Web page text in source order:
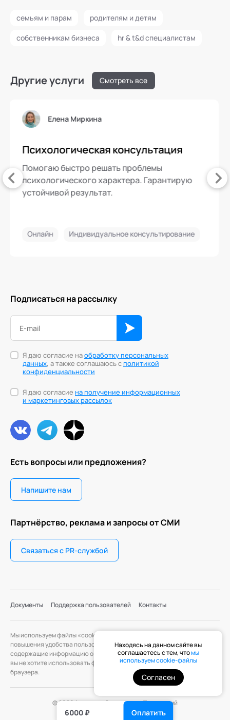
6000 ₽ Оплатить
семьям и парам родителям и детям
собственникам бизнеса hr & t&d специалистам
Другие услуги Смотреть все
Елена Миркина
Психологическая консультация
Помогаю быстро решать проблемы
психологического характера. Гарантирую
устойчивой результат.
Онлайн Индивидуальное консультирование
Есть вопросы или предложения?
Напишите нам
Партнёрство, реклама и запросы от СМИ
Связаться с PR-службой
Подписаться на рассылку
Я даю согласие наобработку персональных
данных, а также соглашаюсь сполитикой
конфиденциальности
Я даю согласие на получение информационных
и маркетинговых рассылок
Документы Поддержка пользователей Контакты
Мы используем файлы «cookie» с целью персонализации сервисов и
повышения удобства пользования веб-сайтом. «Cookie» — файлы,
содержащие информацию о предыдущих посещениях веб-сайта. Если
вы не хотите использовать файлы «cookie», измените настройки
браузера.
© 2026 Академия Социальных Технологий
Создание сайта
DIGITAL MUSE
Находясь на данном сайте вы
соглашаетесь с тем, чтомы
используем cookie-файлы
Согласен